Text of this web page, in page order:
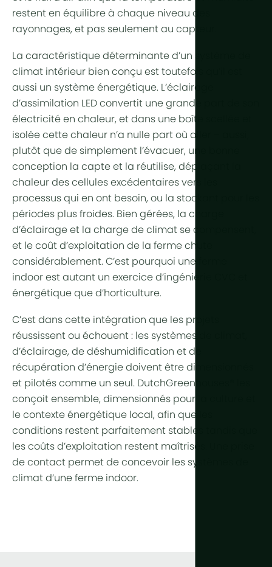
restent en équilibre à chaque niveau des
rayonnages, et pas seulement au capteur.
La caractéristique déterminante d’un système de
climat intérieur bien conçu est toutefois qu’il est
aussi un système énergétique. L’éclairage
d’assimilation LED convertit une grande part de son
électricité en chaleur, et dans une boîte scellée et
isolée cette chaleur n’a nulle part où aller – aussi,
plutôt que de simplement l’évacuer, une bonne
conception la capte et la réutilise, déplaçant la
chaleur des cellules excédentaires vers les
processus qui en ont besoin, ou la stockant pour les
périodes plus froides. Bien gérées, la charge
d’éclairage et la charge de climat se compensent,
et le coût d’exploitation de la ferme chute
considérablement. C’est pourquoi une ferme
indoor est autant un exercice d’ingénierie CVC et
énergétique que d’horticulture.
C’est dans cette intégration que les projets
réussissent ou échouent : les systèmes de climat,
d’éclairage, de déshumidification et de
récupération d’énergie doivent être dimensionnés
et pilotés comme un seul. DutchGreenhouses® les
conçoit ensemble, dimensionnés pour la culture et
le contexte énergétique local, afin que les
conditions restent parfaitement stables tandis que
les coûts d’exploitation restent maîtrisés. Une prise
de contact permet de concevoir les systèmes de
climat d’une ferme indoor.